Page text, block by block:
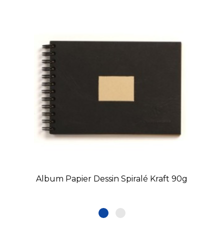
Album Papier Dessin Spiralé Kraft 90g